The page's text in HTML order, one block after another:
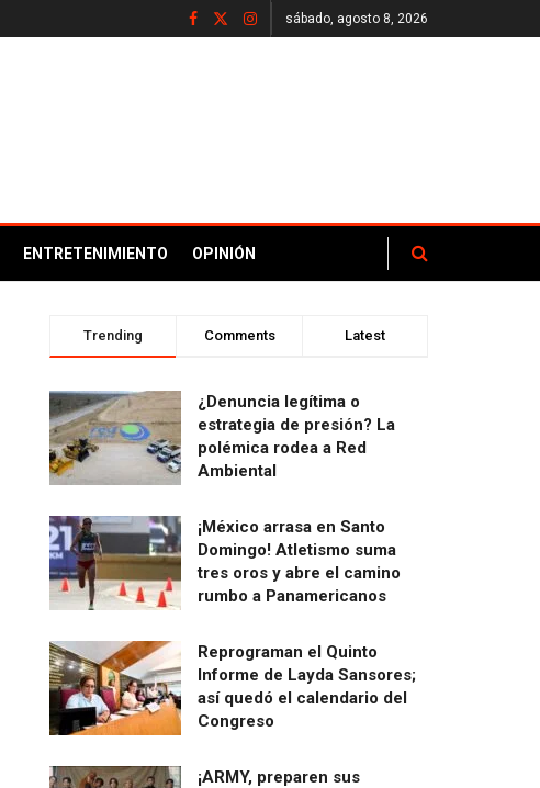
sábado, agosto 8, 2026
ENTRETENIMIENTO OPINIÓN
Trending Comments Latest
¿Denuncia legítima o
estrategia de presión? La
polémica rodea a Red
Ambiental
¡México arrasa en Santo
Domingo! Atletismo suma
tres oros y abre el camino
rumbo a Panamericanos
Reprograman el Quinto
Informe de Layda Sansores;
así quedó el calendario del
Congreso
¡ARMY, preparen sus